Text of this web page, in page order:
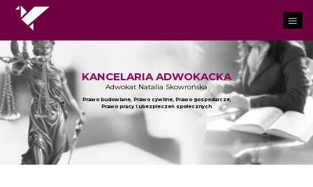
KANCELARIA ADWOKACKA
Adwokat Natalia Skowrońska
Prawo budowlane, Prawo cywilne, Prawo gospodarcze,
Prawo pracy i ubezpieczeń społecznych